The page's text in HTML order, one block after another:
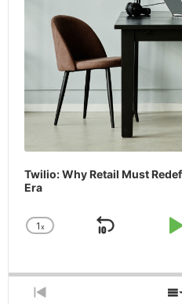
Twilio: Why Retail Must
Era
Change
1x
Skip
Previous